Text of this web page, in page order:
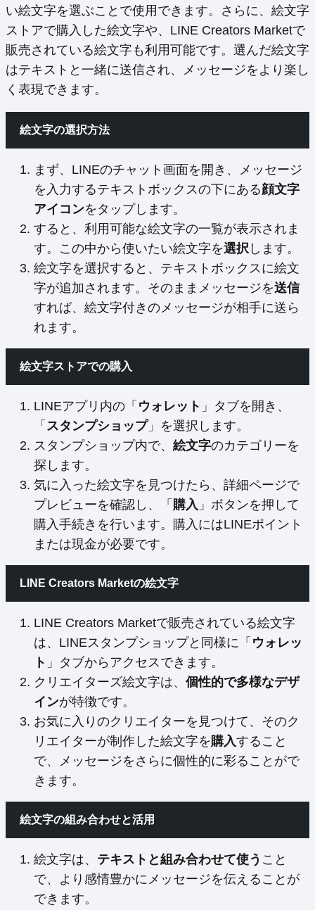
い絵文字を選ぶことで使用できます。さらに、絵文字
ストアで購入した絵文字や、LINE Creators Marketで
販売されている絵文字も利用可能です。選んだ絵文字
はテキストと一緒に送信され、メッセージをより楽し
く表現できます。
絵文字の選択方法
まず、LINEのチャット画面を開き、メッセージ
を入力するテキストボックスの下にある顔文字
アイコンをタップします。
すると、利用可能な絵文字の一覧が表示されま
す。この中から使いたい絵文字を選択 します。
絵文字を選択すると、テキストボックスに絵文
字が追加されます。そのままメッセージを送信
すれば、絵文字付きのメッセージが相手に送ら
れます。
絵文字ストアでの購入
LINEアプリ内の「 ウォレット 」タブを開き、
「 スタンプショップ」を選択します。
スタンプショップ内で、 絵文字のカテゴリーを
探します。
気に入った絵文字を見つけたら、詳細ページで
プレビューを確認し、「 購入 」ボタンを押して
購入手続きを行います。購入にはLINEポイント
または現金が必要です。
LINE Creators Marketの絵文字
LINE Creators Marketで販売されている絵文字
は、LINEスタンプショップと同様に「 ウォレッ
ト 」タブからアクセスできます。
クリエイターズ絵文字は、 個性的で多様なデザ
インが特徴です。
お気に入りのクリエイターを見つけて、そのク
リエイターが制作した絵文字を購入すること
で、メッセージをさらに個性的に彩ることがで
きます。
絵文字の組み合わせと活用
絵文字は、 テキストと組み合わせて使う こと
で、より感情豊かにメッセージを伝えることが
できます。